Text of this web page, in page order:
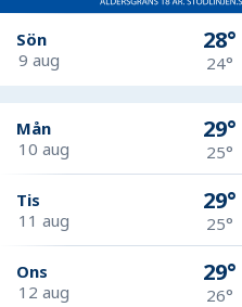
Sön
9 aug
28°
24°
Mån
10 aug
29°
25°
Tis
11 aug
29°
25°
Ons
12 aug
29°
26°